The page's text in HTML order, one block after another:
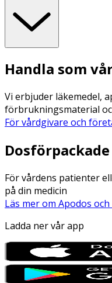
Handla som
Vi erbjuder läkemedel,
förbrukningsmaterial
För vårdgivare och
För vårdens patienter
på din medicin
Läs mer om Apodos
Ladda ner vår app